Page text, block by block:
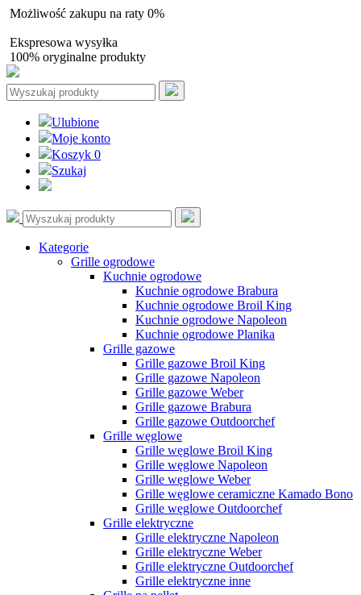
Możliwość zakupu na raty 0%
Ekspresowa wysyłka
100% oryginalne produkty
Ulubione
Moje konto
Koszyk 0
Szukaj
Kategorie
Grille ogrodowe
Kuchnie ogrodowe
Kuchnie ogrodowe Brabura
Kuchnie ogrodowe Broil King
Kuchnie ogrodowe Napoleon
Kuchnie ogrodowe Planika
Grille gazowe
Grille gazowe Broil King
Grille gazowe Napoleon
Grille gazowe Weber
Grille gazowe Brabura
Grille gazowe Outdoorchef
Grille węglowe
Grille węglowe Broil King
Grille węglowe Napoleon
Grille węglowe Weber
Grille węglowe ceramiczne Kamado Bono
Grille węglowe Outdoorchef
Grille elektryczne
Grille elektryczne Napoleon
Grille elektryczne Weber
Grille elektryczne Outdoorchef
Grille elektryczne inne